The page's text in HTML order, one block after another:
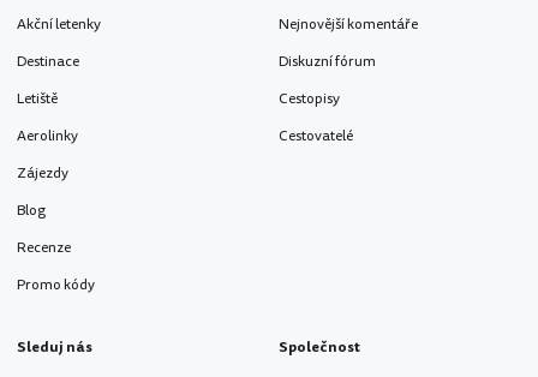
Akční letenky
Destinace
Letiště
Aerolinky
Zájezdy
Blog
Recenze
Promo kódy
Nejnovější komentáře
Diskuzní fórum
Cestopisy
Cestovatelé
Sleduj nás Společnost